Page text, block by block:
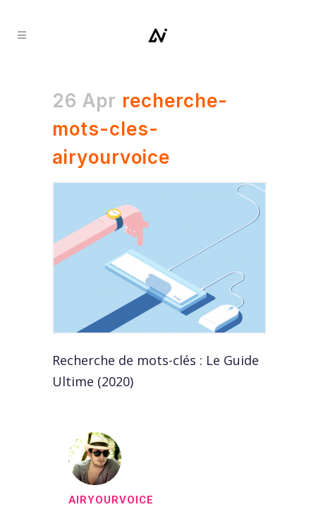
26 Apr recherche-
mots-cles-
airyourvoice
Recherche de mots-clés : Le Guide
Ultime (2020)
AIRYOURVOICE